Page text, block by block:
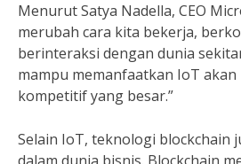
Menurut Satya Nadella, CEO
merubah cara kita bekerja,
berinteraksi dengan dunia
mampu memanfaatkan IoT
kompetitif yang besar.”
Selain IoT, teknologi blockchain